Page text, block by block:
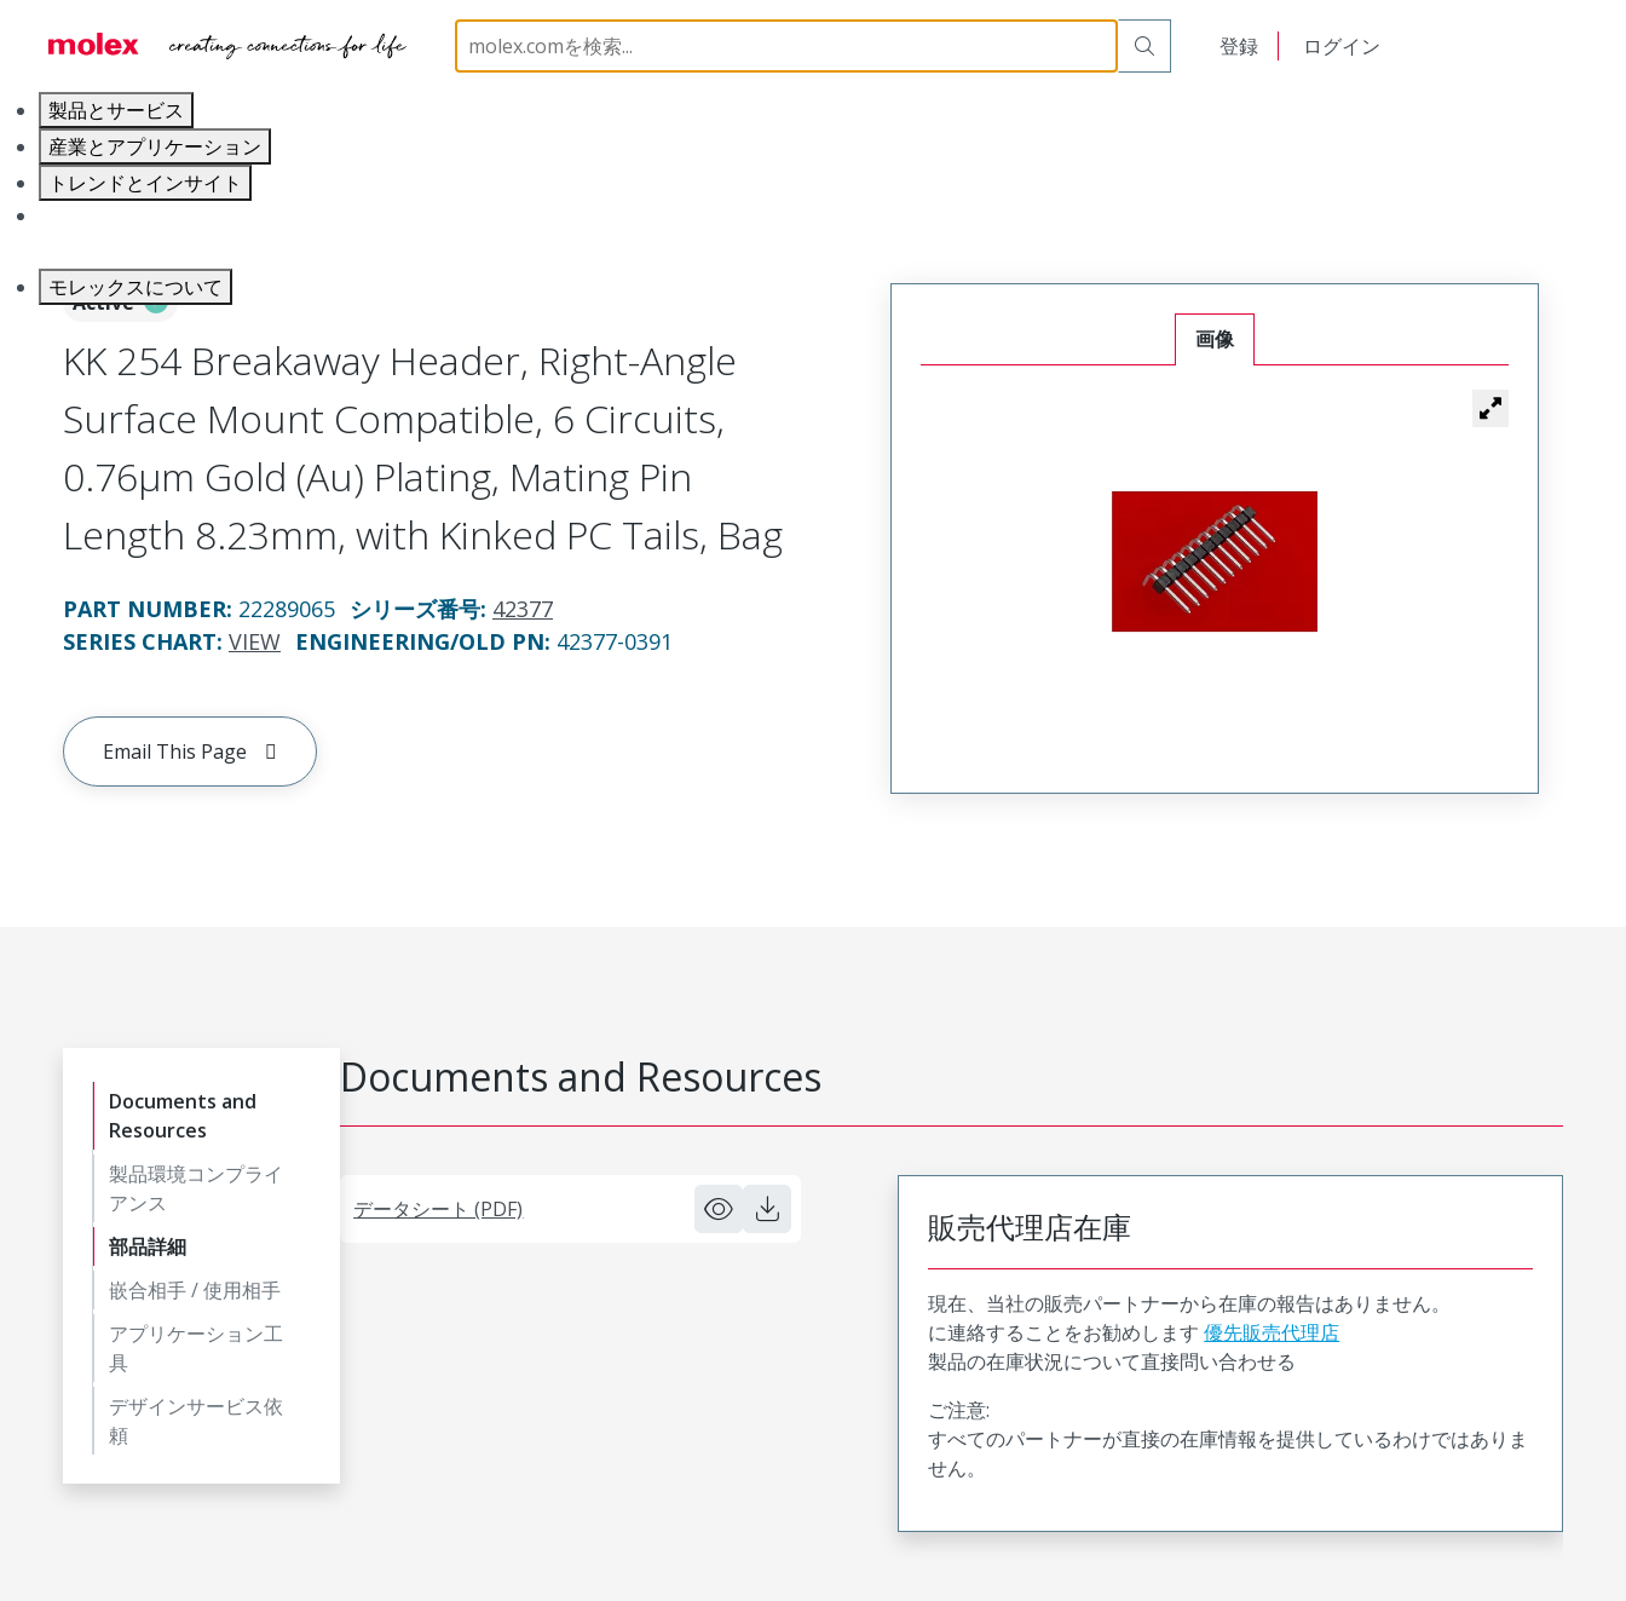
登録 ログイン
製品とサービス
産業とアプリケーション
トレンドとインサイト
モレックスについて
PCB / Wire Connectors PCB Headers and Receptacles 42377 22289065
Active
KK 254 Breakaway Header, Right-Angle
Surface Mount Compatible, 6 Circuits,
0.76µm Gold (Au) Plating, Mating Pin
Length 8.23mm, with Kinked PC Tails, Bag
PART NUMBER: 22289065 シリーズ番号: 42377
SERIES CHART: VIEW ENGINEERING/OLD PN: 42377-0391
Email This Page
画像
Documents and
Resources
製品環境コンプライ
アンス
部品詳細
嵌合相手 / 使用相手
アプリケーション工
具
デザインサービス依
頼
Documents and Resources
データシート (PDF) 販売代理店在庫
現在、当社の販売パートナーから在庫の報告はありません。
に連絡することをお勧めします 優先販売代理店
製品の在庫状況について直接問い合わせる
ご注意:
すべてのパートナーが直接の在庫情報を提供しているわけではありま
せん。